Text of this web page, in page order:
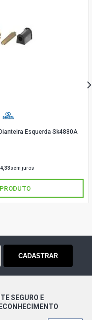
Esquerda Sk4880A
sem juros
CADASTRAR
SEGURO E